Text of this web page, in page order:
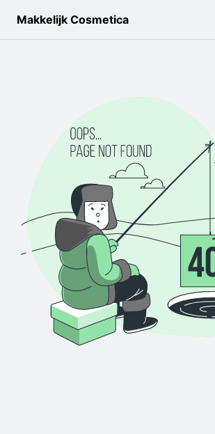
Makkelijk Cosmetica